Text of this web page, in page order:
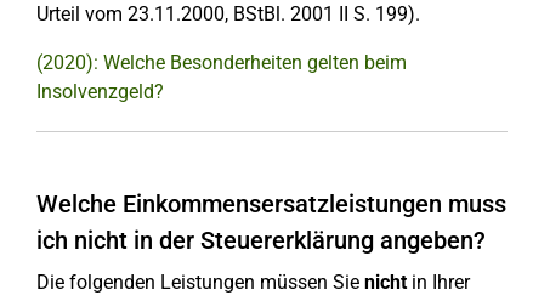
Urteil vom 23.11.2000, BStBl. 2001 II S. 199).
(2020): Welche Besonderheiten gelten beim
Insolvenzgeld?
Welche Einkommensersatzleistungen muss
ich nicht in der Steuererklärung angeben?
Die folgenden Leistungen müssen Sie nichtin Ihrer